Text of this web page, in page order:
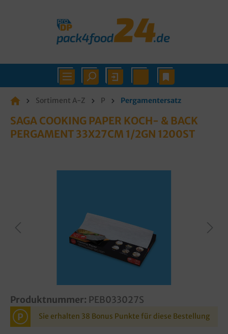
Sortiment A-Z P Pergamentersatz
SAGA COOKING PAPER KOCH- & BACK
PERGAMENT 33X27CM 1/2GN 1200ST
Produktnummer: PEB033027S
P Sie erhalten 38 Bonus Punkte für diese Bestellung